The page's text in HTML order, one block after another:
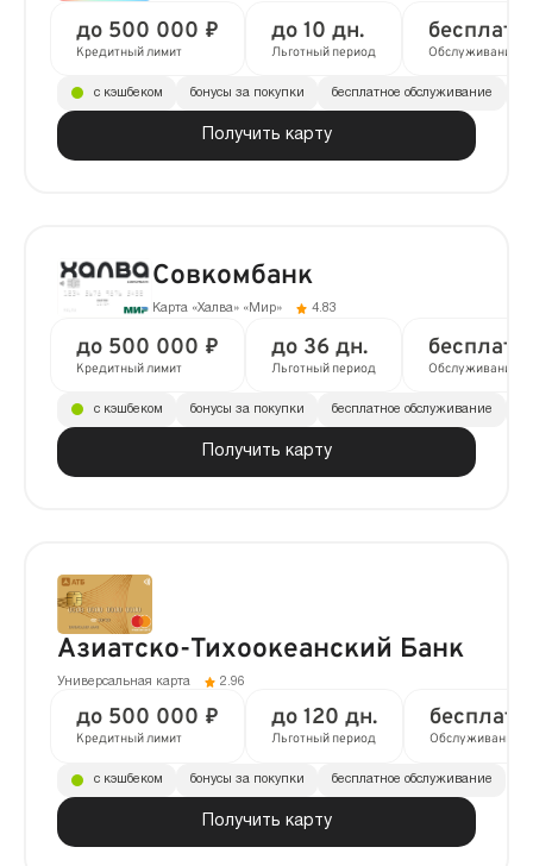
до 500 000 ₽
Кредитный лимит
до 10 дн.
Льготный период Обслуживание
Получить карту
с кэшбеком бонусы за покупки бесплатное обслуживание
Совкомбанк
Карта «Халва» «Мир» 4.83
до 500 000 ₽
Кредитный лимит
до 36 дн.
Льготный период Обслуживание
Получить карту
с кэшбеком бонусы за покупки бесплатное обслуживание
Азиатско-Тихоокеанский Банк
Универсальная карта 2.96
до 500 000 ₽
Кредитный лимит
до 120 дн.
Льготный период Обслуживание
Получить карту
с кэшбеком бонусы за покупки бесплатное обслуживание